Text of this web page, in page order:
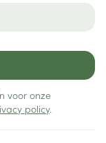
voor onze
policy.